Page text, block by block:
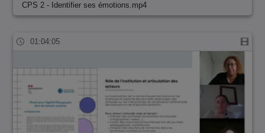
CPS 2 - Identifier ses émotions.mp4
01:04:05